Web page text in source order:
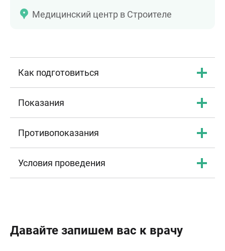
Медицинский центр в Строителе
Как подготовиться
Показания
Противопоказания
Условия проведения
Давайте запишем вас к врачу